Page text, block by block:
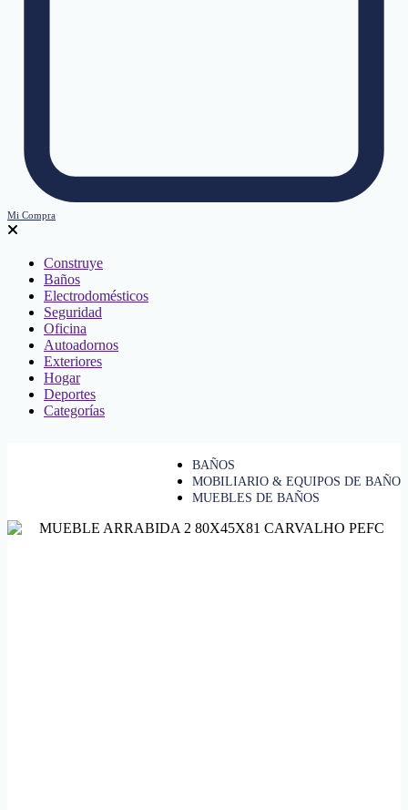
Mi Compra
Construye
Baños
Electrodomésticos
Seguridad
Oficina
Autoadornos
Exteriores
Hogar
Deportes
Categorías
BAÑOS
MOBILIARIO & EQUIPOS DE BAÑO
MUEBLES DE BAÑOS